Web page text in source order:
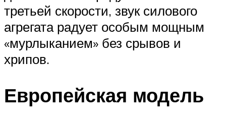
третьей скорости, звук силового
агрегата радует особым мощным
«мурлыканием» без срывов и
хрипов.
Европейская модель